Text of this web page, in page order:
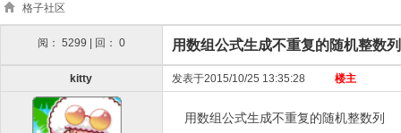
格子社区
阅： 5299 | 回： 0 用数组公式生成不重复的随机整数列
kitty 发表于2015/10/25 13:35:28 楼主
用数组公式生成不重复的随机整数列